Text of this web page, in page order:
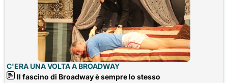
C'ERA UNA VOLTA A BROADWAY
Il fascino di Broadway è sempre lo stesso